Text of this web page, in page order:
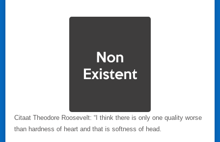
Citaat Theodore Roosevelt: “I think there is only one quality worse
than hardness of heart and that is softness of head.